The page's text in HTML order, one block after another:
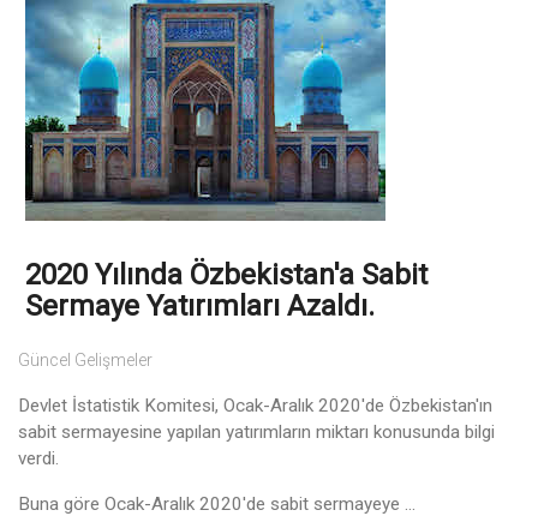
2020 Yılında Özbekistan'a Sabit
Sermaye Yatırımları Azaldı.
Güncel Gelişmeler
Devlet İstatistik Komitesi, Ocak-Aralık 2020'de Özbekistan'ın
sabit sermayesine yapılan yatırımların miktarı konusunda bilgi
verdi.
Buna göre Ocak-Aralık 2020'de sabit sermayeye ...